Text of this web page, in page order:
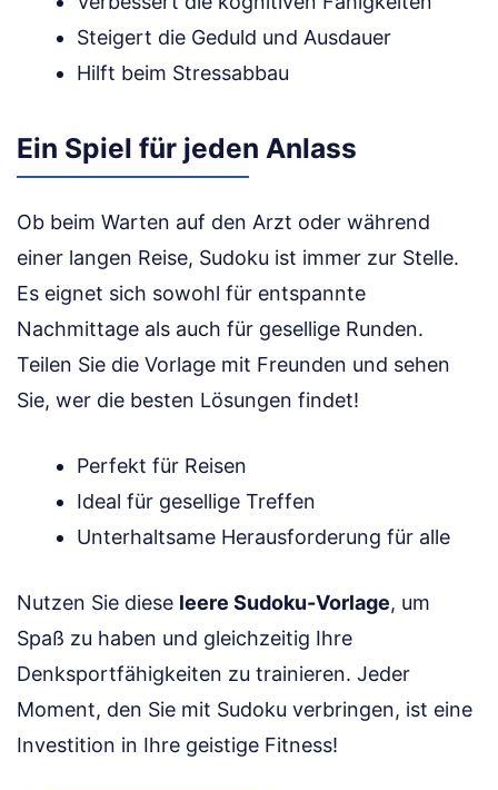
Steigert die Geduld und Ausdauer
Hilft beim Stressabbau
Ein Spiel für jeden Anlass
Ob beim Warten auf den Arzt oder während
einer langen Reise, Sudoku ist immer zur Stelle.
Es eignet sich sowohl für entspannte
Nachmittage als auch für gesellige Runden.
Teilen Sie die Vorlage mit Freunden und sehen
Sie, wer die besten Lösungen findet!
Perfekt für Reisen
Ideal für gesellige Treffen
Unterhaltsame Herausforderung für alle
Nutzen Sie diese leere Sudoku-Vorlage, um
Spaß zu haben und gleichzeitig Ihre
Denksportfähigkeiten zu trainieren. Jeder
Moment, den Sie mit Sudoku verbringen, ist eine
Investition in Ihre geistige Fitness!